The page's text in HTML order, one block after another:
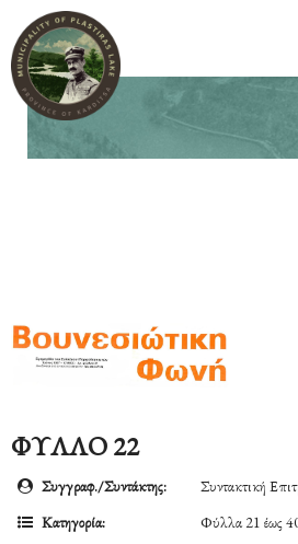
ΦΥΛΛΟ 22
Συγγραφ./Συντάκτης:
Συντακτική
Κατηγορία:
Φύλλα 21 έως